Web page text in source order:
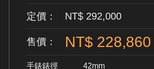
定價： NT$ 292,000
售價： NT$ 228,860
手錶錶徑 42mm